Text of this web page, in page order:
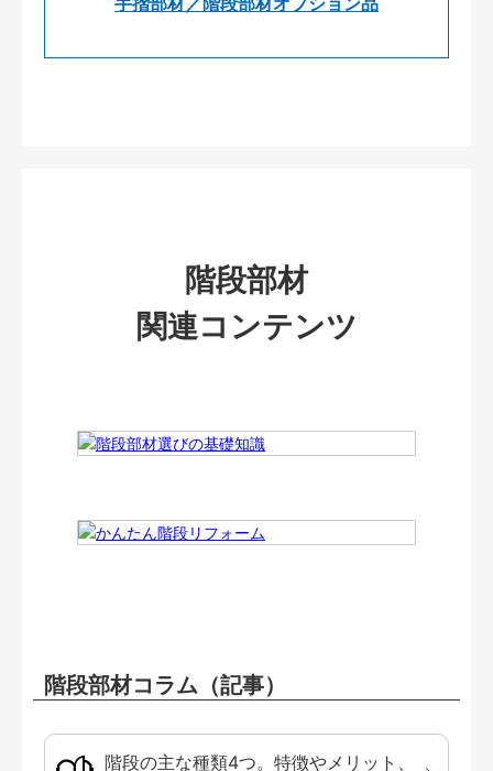
階段部材
関連コンテンツ
階段部材コラム（記事）
階段の主な種類4つ。特徴やメリット、